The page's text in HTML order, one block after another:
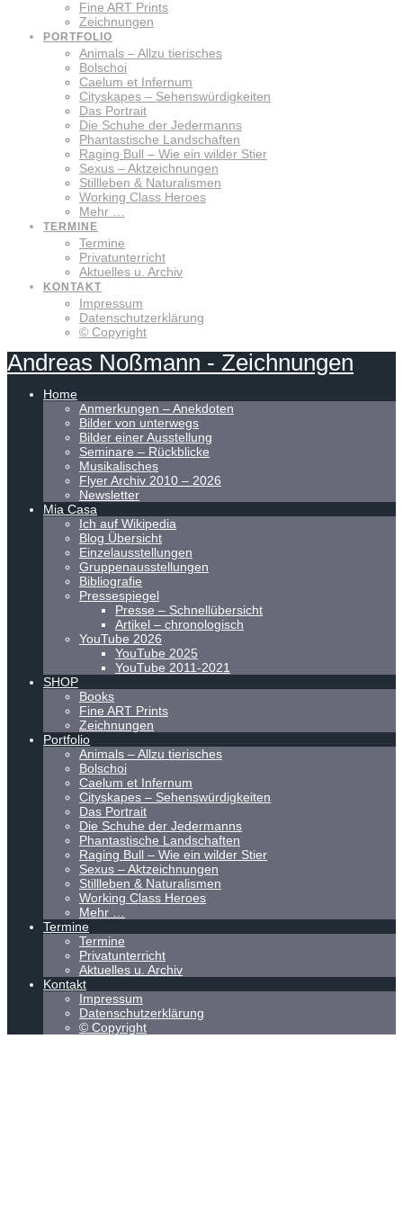
Fine ART Prints
Zeichnungen
PORTFOLIO
Animals – Allzu tierisches
Bolschoi
Caelum et Infernum
Cityskapes – Sehenswürdigkeiten
Das Portrait
Die Schuhe der Jedermanns
Phantastische Landschaften
Raging Bull – Wie ein wilder Stier
Sexus – Aktzeichnungen
Stillleben & Naturalismen
Working Class Heroes
Mehr …
TERMINE
Termine
Privatunterricht
Aktuelles u. Archiv
KONTAKT
Impressum
Datenschutzerklärung
© Copyright
Andreas Noßmann - Zeichnungen
Home
Anmerkungen – Anekdoten
Bilder von unterwegs
Bilder einer Ausstellung
Seminare – Rückblicke
Musikalisches
Flyer Archiv 2010 – 2026
Newsletter
Mia Casa
Ich auf Wikipedia
Blog Übersicht
Einzelausstellungen
Gruppenausstellungen
Bibliografie
Pressespiegel
Presse – Schnellübersicht
Artikel – chronologisch
YouTube 2026
YouTube 2025
YouTube 2011-2021
SHOP
Books
Fine ART Prints
Zeichnungen
Portfolio
Animals – Allzu tierisches
Bolschoi
Caelum et Infernum
Cityskapes – Sehenswürdigkeiten
Das Portrait
Die Schuhe der Jedermanns
Phantastische Landschaften
Raging Bull – Wie ein wilder Stier
Sexus – Aktzeichnungen
Stillleben & Naturalismen
Working Class Heroes
Mehr …
Termine
Termine
Privatunterricht
Aktuelles u. Archiv
Kontakt
Impressum
Datenschutzerklärung
© Copyright